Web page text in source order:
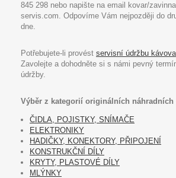
845 298 nebo napište na email kovar/
servis.com. Odpovíme Vám nejpozději do
dne.
Potřebujete-li provést servisní údržbu
Zavolejte a dohodněte si s námi pevný
údržby.
Výběr z kategorií originálních
ČIDLA, POJISTKY, SNÍMAČE
ELEKTRONIKY
HADIČKY, KONEKTORY, PŘIPOJENÍ
KONSTRUKČNÍ DÍLY
KRYTY, PLASTOVÉ DÍLY
MLÝNKY